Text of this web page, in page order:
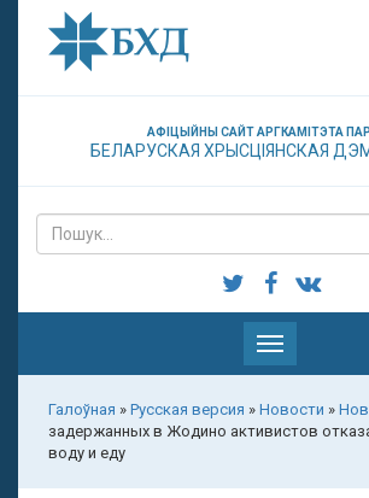
АФІЦЫЙНЫ САЙТ АРГКАМІТЭТА
БЕЛАРУСКАЯ ХРЫСЦІЯНСКАЯ
Паказаць
меню
Галоўная » Русская версия » Новости »
задержанных в Жодино активистов
воду и еду